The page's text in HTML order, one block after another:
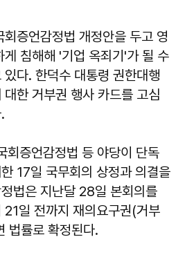
증언감정법 개정안을 두고 영
게 침해해 '기업 옥죄기'가 될 수
다. 한덕수 대통령 권한대행
한 거부권 행사 카드를 고심
회증언감정법 등 야당이 단독
17일 국무회의 상정과 의결을
법은 지난달 28일 본회의를
21일 전까지 재의요구권(거부
법률로 확정된다.